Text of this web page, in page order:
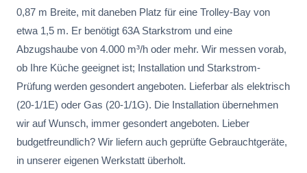
0,87 m Breite, mit daneben Platz für eine Trolley-Bay von
etwa 1,5 m. Er benötigt 63A Starkstrom und eine
Abzugshaube von 4.000 m³/h oder mehr. Wir messen vorab,
ob Ihre Küche geeignet ist; Installation und Starkstrom-
Prüfung werden gesondert angeboten. Lieferbar als elektrisch
(20-1/1E) oder Gas (20-1/1G). Die Installation übernehmen
wir auf Wunsch, immer gesondert angeboten. Lieber
budgetfreundlich? Wir liefern auch geprüfte Gebrauchtgeräte,
in unserer eigenen Werkstatt überholt.